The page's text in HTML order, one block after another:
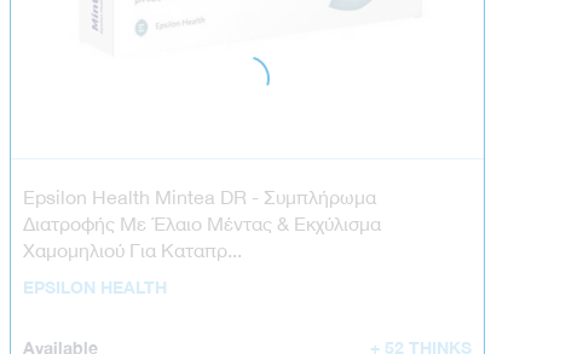
Epsilon Health Mintea DR - Συμπλήρωμα
Διατροφής Με Έλαιο Μέντας & Εκχύλισμα
Χαμομηλιού Για Καταπρ...
EPSILON HEALTH
Available + 52 THINKS